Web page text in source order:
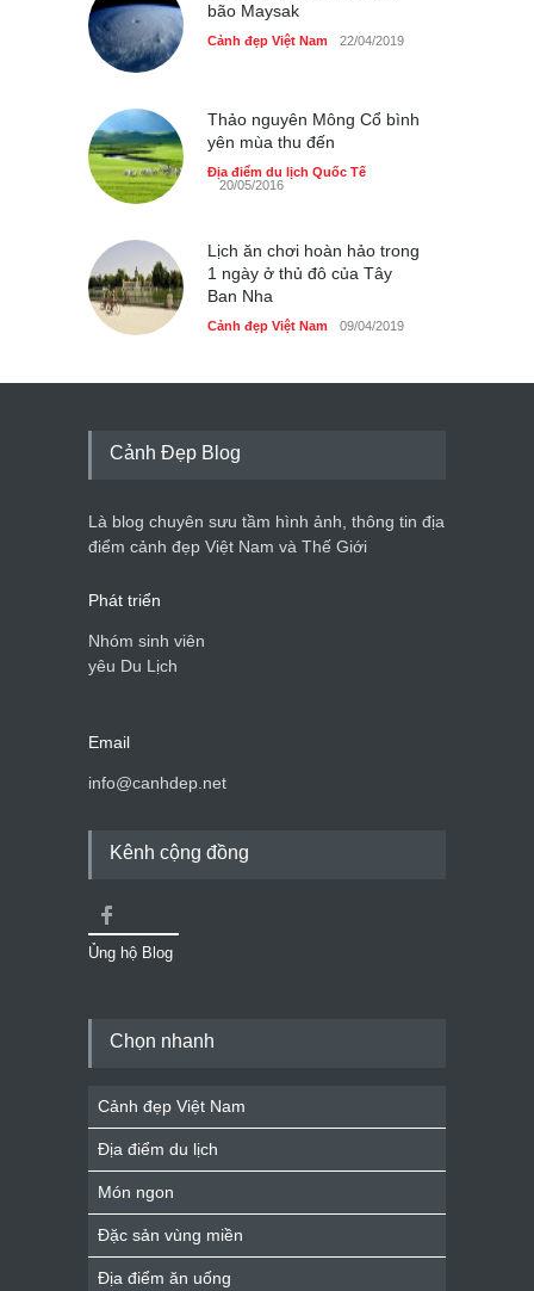
bão Maysak
Cảnh đẹp Việt Nam 22/04/2019
Thảo nguyên Mông Cổ bình
yên mùa thu đến
Địa điểm du lịch Quốc Tế
20/05/2016
Lịch ăn chơi hoàn hảo trong
1 ngày ở thủ đô của Tây
Ban Nha
Cảnh đẹp Việt Nam 09/04/2019
Cảnh Đẹp Blog
Là blog chuyên sưu tầm hình ảnh, thông tin địa
điểm cảnh đẹp Việt Nam và Thế Giới
Phát triển
Nhóm sinh viên
yêu Du Lịch
Email
info@canhdep.net
Kênh cộng đồng
Ủng hộ Blog
Chọn nhanh
Cảnh đẹp Việt Nam
Địa điểm du lịch
Món ngon
Đặc sản vùng miền
Địa điểm ăn uống